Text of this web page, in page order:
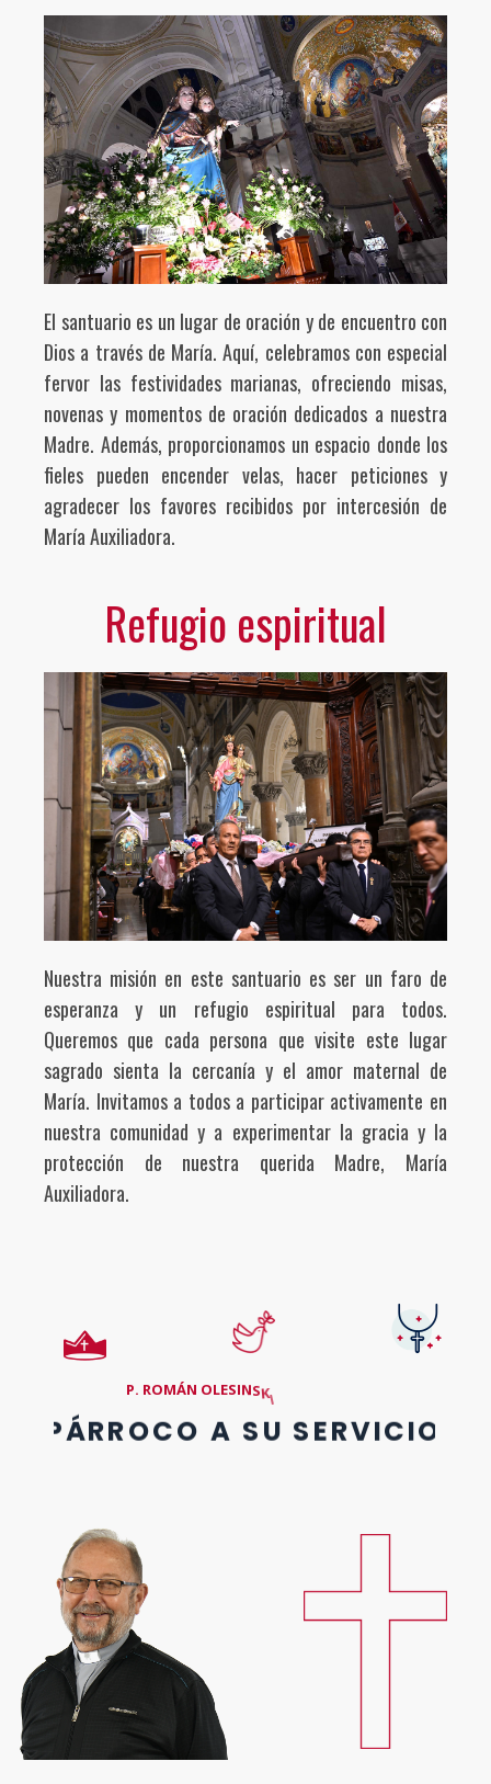
El santuario es un lugar de oración y de encuentro con
Dios a través de María. Aquí, celebramos con especial
fervor las festividades marianas, ofreciendo misas,
novenas y momentos de oración dedicados a nuestra
Madre. Además, proporcionamos un espacio donde los
fieles pueden encender velas, hacer peticiones y
agradecer los favores recibidos por intercesión de
María Auxiliadora.
Refugio espiritual
Nuestra misión en este santuario es ser un faro de
esperanza y un refugio espiritual para todos.
Queremos que cada persona que visite este lugar
sagrado sienta la cercanía y el amor maternal de
María. Invitamos a todos a participar activamente en
nuestra comunidad y a experimentar la gracia y la
protección de nuestra querida Madre, María
Auxiliadora.
PÁRROCO A SU SERVICIO
P. ROMÁN OLESINSK